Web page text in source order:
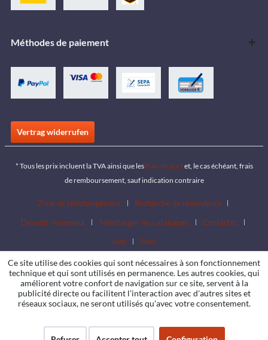
Méthodes de paiement
Vertrag widerrufen
* Tous les prix incluent la TVA ainsi que lesfrais de portet, le cas échéant, frais
de remboursement, sauf indication contraire
Zone de téléchargement
Recherche de revendeurs
Devenir revendeur
Télécharger les catalogues
Contactez
Jobs
Sites
Ce site utilise des cookies qui sont nécessaires à son fonctionnement
technique et qui sont utilisés en permanence. Les autres cookies, qui
améliorent votre confort de navigation sur ce site, servent à la
publicité directe ou facilitent l'interaction avec d'autres sites et
réseaux sociaux, ne seront utilisés qu'avec votre consentement.